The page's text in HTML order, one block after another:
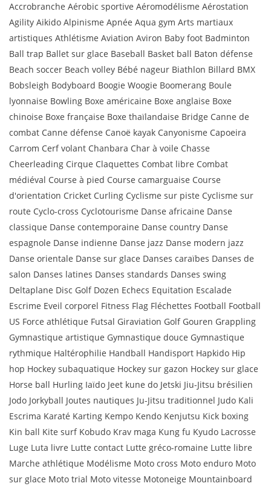
Accrobranche Aérobic sportive Aéromodélisme Aérostation
Agility Aikido Alpinisme Apnée Aqua gym Arts martiaux
artistiques Athlétisme Aviation Aviron Baby foot Badminton
Ball trap Ballet sur glace Baseball Basket ball Baton défense
Beach soccer Beach volley Bébé nageur Biathlon Billard BMX
Bobsleigh Bodyboard Boogie Woogie Boomerang Boule
lyonnaise Bowling Boxe américaine Boxe anglaise Boxe
chinoise Boxe française Boxe thaïlandaise Bridge Canne de
combat Canne défense Canoë kayak Canyonisme Capoeira
Carrom Cerf volant Chanbara Char à voile Chasse
Cheerleading Cirque Claquettes Combat libre Combat
médiéval Course à pied Course camarguaise Course
d'orientation Cricket Curling Cyclisme sur piste Cyclisme sur
route Cyclo-cross Cyclotourisme Danse africaine Danse
classique Danse contemporaine Danse country Danse
espagnole Danse indienne Danse jazz Danse modern jazz
Danse orientale Danse sur glace Danses caraïbes Danses de
salon Danses latines Danses standards Danses swing
Deltaplane Disc Golf Dozen Echecs Equitation Escalade
Escrime Eveil corporel Fitness Flag Fléchettes Football Football
US Force athlétique Futsal Giraviation Golf Gouren Grappling
Gymnastique artistique Gymnastique douce Gymnastique
rythmique Haltérophilie Handball Handisport Hapkido Hip
hop Hockey subaquatique Hockey sur gazon Hockey sur glace
Horse ball Hurling Iaïdo Jeet kune do Jetski Jiu-Jitsu brésilien
Jodo Jorkyball Joutes nautiques Ju-Jitsu traditionnel Judo Kali
Escrima Karaté Karting Kempo Kendo Kenjutsu Kick boxing
Kin ball Kite surf Kobudo Krav maga Kung fu Kyudo Lacrosse
Luge Luta livre Lutte contact Lutte gréco-romaine Lutte libre
Marche athlétique Modélisme Moto cross Moto enduro Moto
sur glace Moto trial Moto vitesse Motoneige Mountainboard